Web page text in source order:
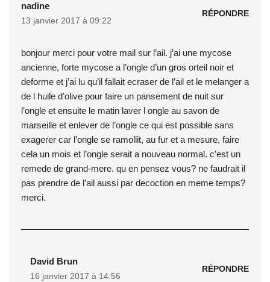
nadine
13 janvier 2017 à 09:22
RÉPONDRE
bonjour merci pour votre mail sur l’ail. j’ai une mycose
ancienne, forte mycose a l’ongle d’un gros orteil noir et
deforme et j’ai lu qu’il fallait ecraser de l’ail et le melanger a
de l huile d’olive pour faire un pansement de nuit sur
l’ongle et ensuite le matin laver l ongle au savon de
marseille et enlever de l’ongle ce qui est possible sans
exagerer car l’ongle se ramollit, au fur et a mesure, faire
cela un mois et l’ongle serait a nouveau normal. c’est un
remede de grand-mere. qu en pensez vous? ne faudrait il
pas prendre de l’ail aussi par decoction en meme temps?
merci.
David Brun
16 janvier 2017 à 14:56
RÉPONDRE